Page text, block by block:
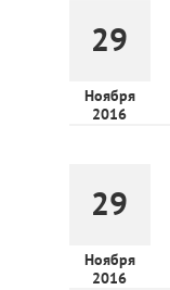
29
Ноября
2016
29
Ноября
2016